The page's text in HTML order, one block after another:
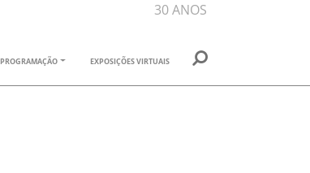
30 ANOS
PROGRAMAÇÃO EXPOSIÇÕES VIRTUAIS